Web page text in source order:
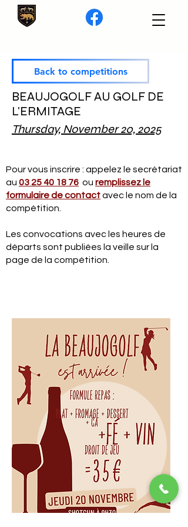
Back to competitions
BEAUJOGOLF AU GOLF DE
L'ERMITAGE
Thursday, November 20, 2025
Pour vous inscrire : appelez le secrétariat
au 03 25 40 18 76 ou remplissez le
formulaire de contactavec le nom de la
compétition.
Les convocations avec les heures de
départs sont publiées la veille sur la
page de la compétition.